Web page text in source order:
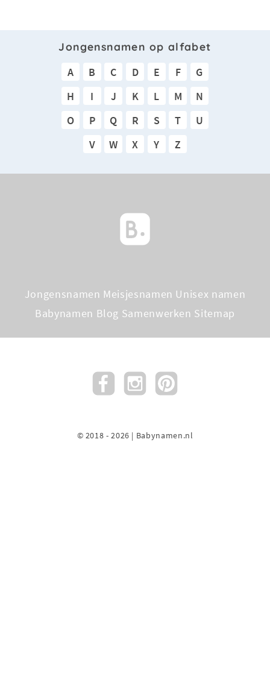
Jongensnamen op alfabet
A B C D E F
G
H
I J K L M
N
O
P Q R S T
U
V
W X Y Z
Jongensnamen Meisjesnamen Unisex namen
Babynamen Blog Samenwerken Sitemap
© 2018 - 2026 | Babynamen.nl